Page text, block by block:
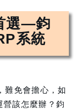
選—鈞
系統
難免會擔心，如
營該怎麼辦？鈞